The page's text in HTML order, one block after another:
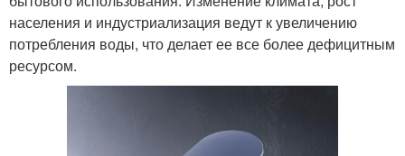
населения и индустриализация ведут к увеличению
потребления воды, что делает ее все более дефицитным
ресурсом.